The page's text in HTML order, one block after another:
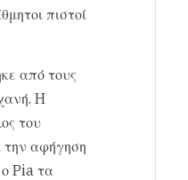
πιστοί
από τους
H
του
την αφήγηση
ο Pia τα